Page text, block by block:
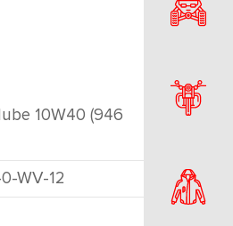
10W40 (946
WV-12